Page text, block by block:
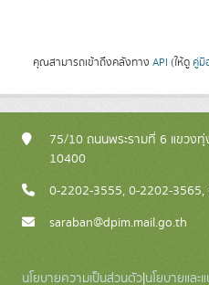
คุณสามารถเข้าถึงคลังทาง API (ให้ดู คู่มื
75/10 ถนนพระรามที่ 6 แขวง
10400
0-2202-3555, 0-2202-
saraban@dpim.mail.go.th
นโยบายความเป็นส่วนตัว|นโยบายแล